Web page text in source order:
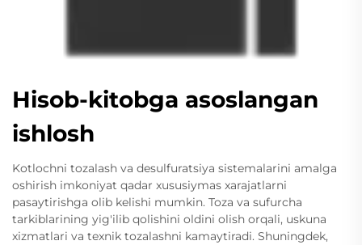
Hisob-kitobga asoslangan
ishlosh
Kotlochni tozalash va desulfuratsiya sistemalarini amalga
oshirish imkoniyat qadar xususiymas xarajatlarni
pasaytirishga olib kelishi mumkin. Toza va sufurcha
tarkiblarining yig'ilib qolishini oldini olish orqali, uskuna
xizmatlari va texnik tozalashni kamaytiradi. Shuningdek,